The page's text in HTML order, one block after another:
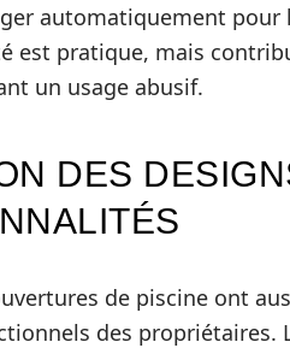
automatiquement
est pratique, mais
un usage abusif.
DES
de piscine ont
des propriétaires.